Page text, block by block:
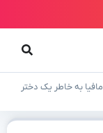
به خاطر یک دختر